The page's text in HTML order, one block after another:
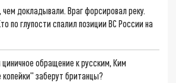
чем докладывали. Враг форсировал реку.
по глупости спалил позиции ВС России на
обращение к русским, Ким
заберут британцы?